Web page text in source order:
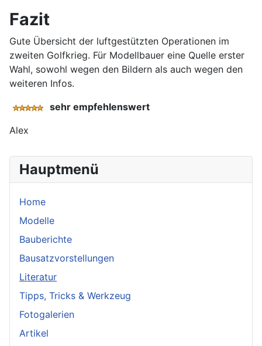
Hauptmenü
Home
Modelle
Bauberichte
Bausatzvorstellungen
Literatur
Tipps, Tricks & Werkzeug
Fotogalerien
Artikel
Fazit
Gute Übersicht der luftgestützten Operationen im
zweiten Golfkrieg. Für Modellbauer eine Quelle erster
Wahl, sowohl wegen den Bildern als auch wegen den
weiteren Infos.
sehr empfehlenswert
Alex